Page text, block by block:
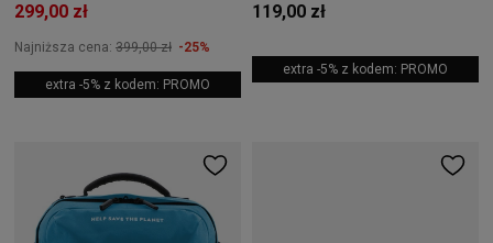
299,00 zł
Najniższa cena: 399,00 zł -25%
extra -5% z kodem: PROMO
119,00 zł
extra -5% z kodem: PROMO